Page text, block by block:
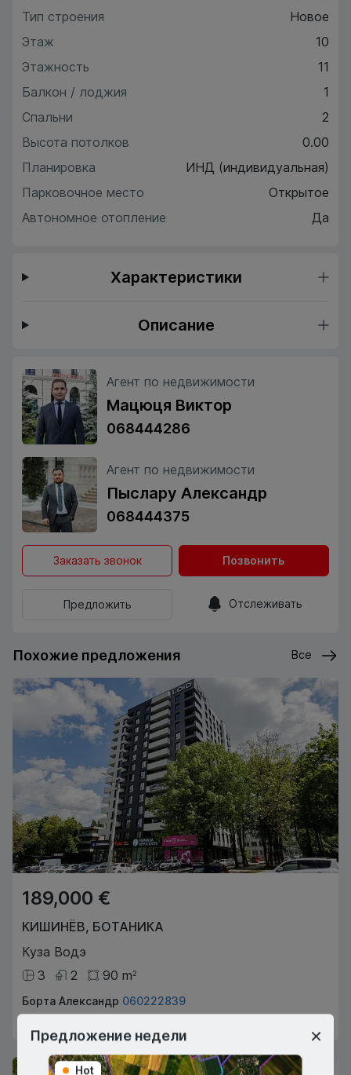
Тип строения
Новое
Этаж
10
Этажность
11
Балкон / лоджия
1
Спальни
2
Высота потолков
0.00
Планировка
ИНД (индивидуальная)
Парковочное место
Открытое
Автономное отопление
Да
Характеристики
Описание
Агент по недвижимости
Мацюця Виктор
068444286
Агент по недвижимости
Пыслару Александр
068444375
Заказать звонок Позвонить
Предложить Отслеживать
Похожие предложения Все
189,000 €
КИШИНЁВ, БОТАНИКА
Куза Водэ
3
2 90 m2
Борта Александр 060222839
Агент по недвижимости
Предложение недели
Hot